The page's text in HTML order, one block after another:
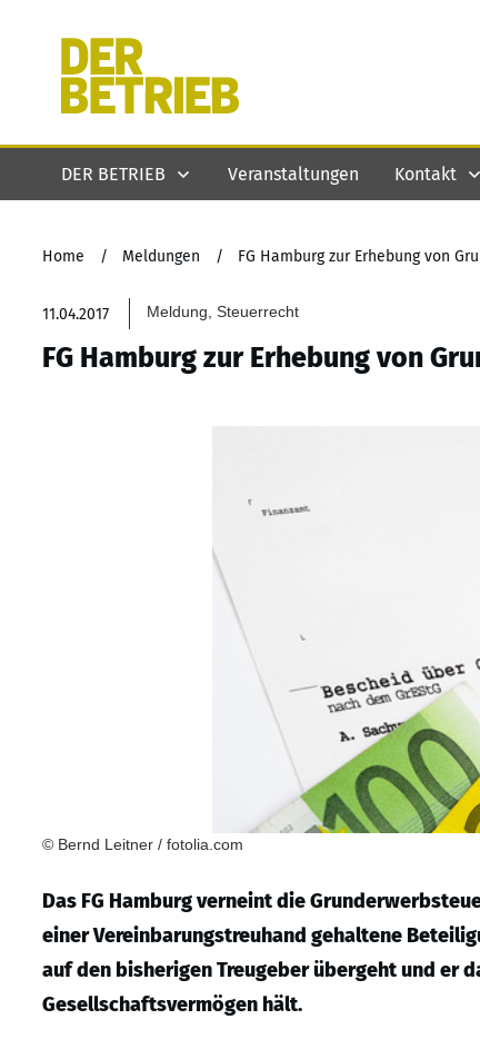
DER BETRIEB Veranstaltungen Kontakt
Home / Meldungen / FG Hamburg zur Erhebung von
11.04.2017 Meldung, Steuerrecht
FG Hamburg zur Erhebung von
© Bernd Leitner / fotolia.com
Das FG Hamburg verneint die
einer Vereinbarungstreuhand gehaltene
auf den bisherigen Treugeber übergeht und er
Gesellschaftsvermögen hält.